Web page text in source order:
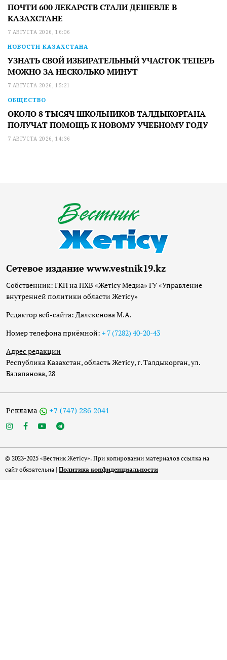
ПОЧТИ 600 ЛЕКАРСТВ СТАЛИ ДЕШЕВЛЕ В
КАЗАХСТАНЕ
7 АВГУСТА 2026, 16:06
НОВОСТИ КАЗАХСТАНА
УЗНАТЬ СВОЙ ИЗБИРАТЕЛЬНЫЙ УЧАСТОК ТЕПЕРЬ
МОЖНО ЗА НЕСКОЛЬКО МИНУТ
7 АВГУСТА 2026, 15:21
ОБЩЕСТВО
ОКОЛО 8 ТЫСЯЧ ШКОЛЬНИКОВ ТАЛДЫКОРГАНА
ПОЛУЧАТ ПОМОЩЬ К НОВОМУ УЧЕБНОМУ ГОДУ
7 АВГУСТА 2026, 14:36
Сетевое издание www.vestnik19.kz
Собственник: ГКП на ПХВ «Жетісу Медиа» ГУ «Управление
внутренней политики области Жетісу»
Редактор веб-сайта: Далекенова М.А.
Номер телефона приёмной: + 7 (7282) 40-20-43
Адрес редакции
Республика Казахстан, область Жетісу, г. Талдыкорган, ул.
Балапанова, 28
Реклама +7 (747) 286 2041
© 2023-2025 «Вестник Жетісу». При копировании материалов ссылка на
сайт обязательна | Политика конфиденциальности